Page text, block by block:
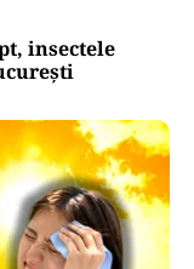
insectele